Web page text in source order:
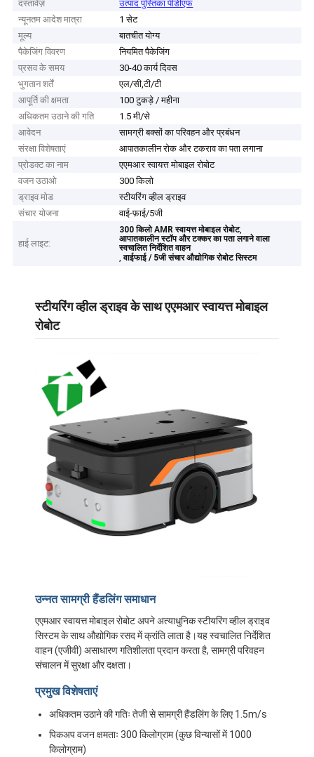
दस्तावेज़
उत्पाद पुस्तिका पीडीएफ
न्यूनतम आदेश मात्रा
1 सेट
मूल्य
बातचीत योग्य
पैकेजिंग विवरण
नियमित पैकेजिंग
प्रसव के समय
30-40 कार्य दिवस
भुगतान शर्तें
एल/सी,टी/टी
आपूर्ति की क्षमता
100 टुकड़े / महीना
अधिकतम उठाने की गति
1.5 मी/से
आवेदन
सामग्री बक्सों का परिवहन और प्रबंधन
संरक्षा विशेषताएं
आपातकालीन रोक और टकराव का पता लगाना
प्रोडक्ट का नाम
एएमआर स्वायत्त मोबाइल रोबोट
वजन उठाओ
300 किलो
ड्राइव मोड
स्टीयरिंग व्हील ड्राइव
संचार योजना
वाई-फ़ाई/5जी
हाई लाइट:
300 किलो AMR स्वायत्त मोबाइल रोबोट,
आपातकालीन स्टॉप और टक्कर का पता लगाने वाला
स्वचालित निर्देशित वाहन
,वाईफाई / 5जी संचार औद्योगिक रोबोट सिस्टम
स्टीयरिंग व्हील ड्राइव के साथ एएमआर स्वायत्त मोबाइल
रोबोट
उन्नत सामग्री हैंडलिंग समाधान
एएमआर स्वायत्त मोबाइल रोबोट अपने अत्याधुनिक स्टीयरिंग व्हील ड्राइव
सिस्टम के साथ औद्योगिक रसद में क्रांति लाता है।यह स्वचालित निर्देशित
वाहन (एजीवी) असाधारण गतिशीलता प्रदान करता है, सामग्री परिवहन
संचालन में सुरक्षा और दक्षता।
प्रमुख विशेषताएं
अधिकतम उठाने की गतिः तेजी से सामग्री हैंडलिंग के लिए 1.5m/s
पिकअप वजन क्षमताः 300 किलोग्राम (कुछ विन्यासों में 1000
किलोग्राम)